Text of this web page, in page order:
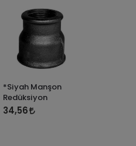
*Siyah Manşon
Redüksiyon
34,56